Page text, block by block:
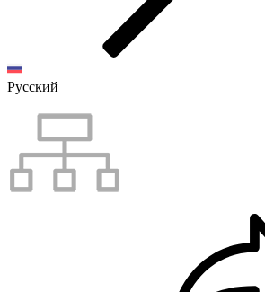
Русский